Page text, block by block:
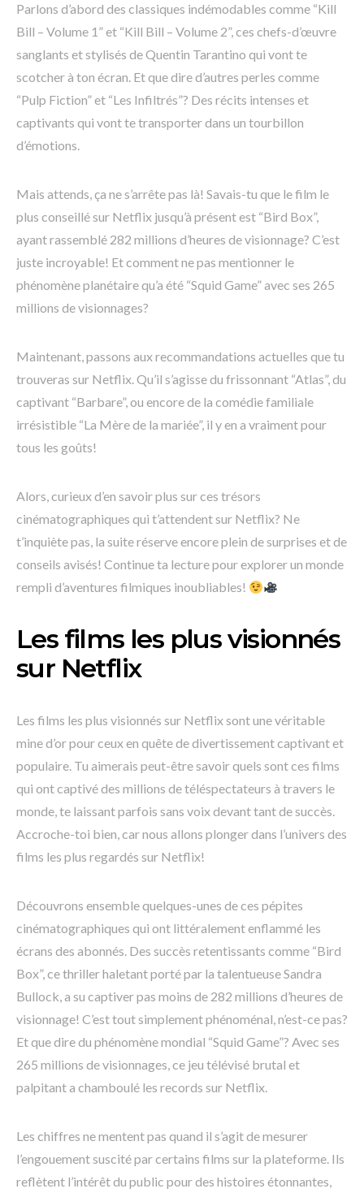
Parlons d’abord des classiques indémodables comme “Kill
Bill – Volume 1” et “Kill Bill – Volume 2”, ces chefs-d’œuvre
sanglants et stylisés de Quentin Tarantino qui vont te
scotcher à ton écran. Et que dire d’autres perles comme
“Pulp Fiction” et “Les Infiltrés”? Des récits intenses et
captivants qui vont te transporter dans un tourbillon
d’émotions.
Mais attends, ça ne s’arrête pas là! Savais-tu que le film le
plus conseillé sur Netflix jusqu’à présent est “Bird Box”,
ayant rassemblé 282 millions d’heures de visionnage? C’est
juste incroyable! Et comment ne pas mentionner le
phénomène planétaire qu’a été “Squid Game” avec ses 265
millions de visionnages?
Maintenant, passons aux recommandations actuelles que tu
trouveras sur Netflix. Qu’il s’agisse du frissonnant “Atlas”, du
captivant “Barbare”, ou encore de la comédie familiale
irrésistible “La Mère de la mariée”, il y en a vraiment pour
tous les goûts!
Alors, curieux d’en savoir plus sur ces trésors
cinématographiques qui t’attendent sur Netflix? Ne
t’inquiète pas, la suite réserve encore plein de surprises et de
conseils avisés! Continue ta lecture pour explorer un monde
rempli d’aventures filmiques inoubliables!
Les films les plus visionnés
sur Netflix
Les films les plus visionnés sur Netflix sont une véritable
mine d’or pour ceux en quête de divertissement captivant et
populaire. Tu aimerais peut-être savoir quels sont ces films
qui ont captivé des millions de téléspectateurs à travers le
monde, te laissant parfois sans voix devant tant de succès.
Accroche-toi bien, car nous allons plonger dans l’univers des
films les plus regardés sur Netflix!
Découvrons ensemble quelques-unes de ces pépites
cinématographiques qui ont littéralement enflammé les
écrans des abonnés. Des succès retentissants comme “Bird
Box”, ce thriller haletant porté par la talentueuse Sandra
Bullock, a su captiver pas moins de 282 millions d’heures de
visionnage! C’est tout simplement phénoménal, n’est-ce pas?
Et que dire du phénomène mondial “Squid Game”? Avec ses
265 millions de visionnages, ce jeu télévisé brutal et
palpitant a chamboulé les records sur Netflix.
Les chiffres ne mentent pas quand il s’agit de mesurer
l’engouement suscité par certains films sur la plateforme. Ils
reflètent l’intérêt du public pour des histoires étonnantes,